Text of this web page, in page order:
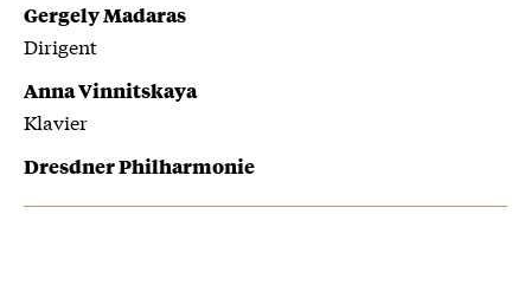
Gergely Madaras
Dirigent
Anna Vinnitskaya
Klavier
Dresdner Philharmonie